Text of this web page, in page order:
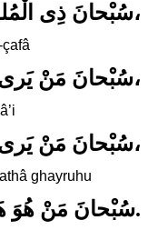
سُبْحانَ ذِى الْمُلكِ الْفاخِرِ الْقَديمِ،
سُبْحانَ مَنْ يَرى اَثَرَ الَّنمْلَةِ فِى الصَّفا،
سُبْحانَ مَنْ يَرى وَقْعَ الطَّيْرِ فِى الْهَوآءِ،
ghayruhu
سُبْحانَ مَنْ هُوَ هَكَذا وَلا هُكَذا غَيْرُهُ.